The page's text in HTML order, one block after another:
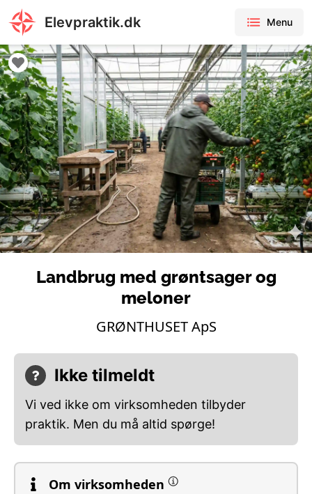
Elevpraktik.dk Menu
Landbrug med grøntsager og
meloner
GRØNTHUSET ApS
Ikke tilmeldt
Vi ved ikke om virksomheden tilbyder
praktik. Men du må altid spørge!
Om virksomheden